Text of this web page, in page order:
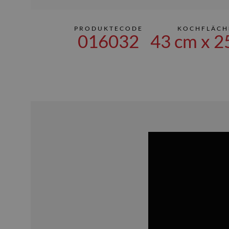
PRODUKTECODE
016032 43 cm x